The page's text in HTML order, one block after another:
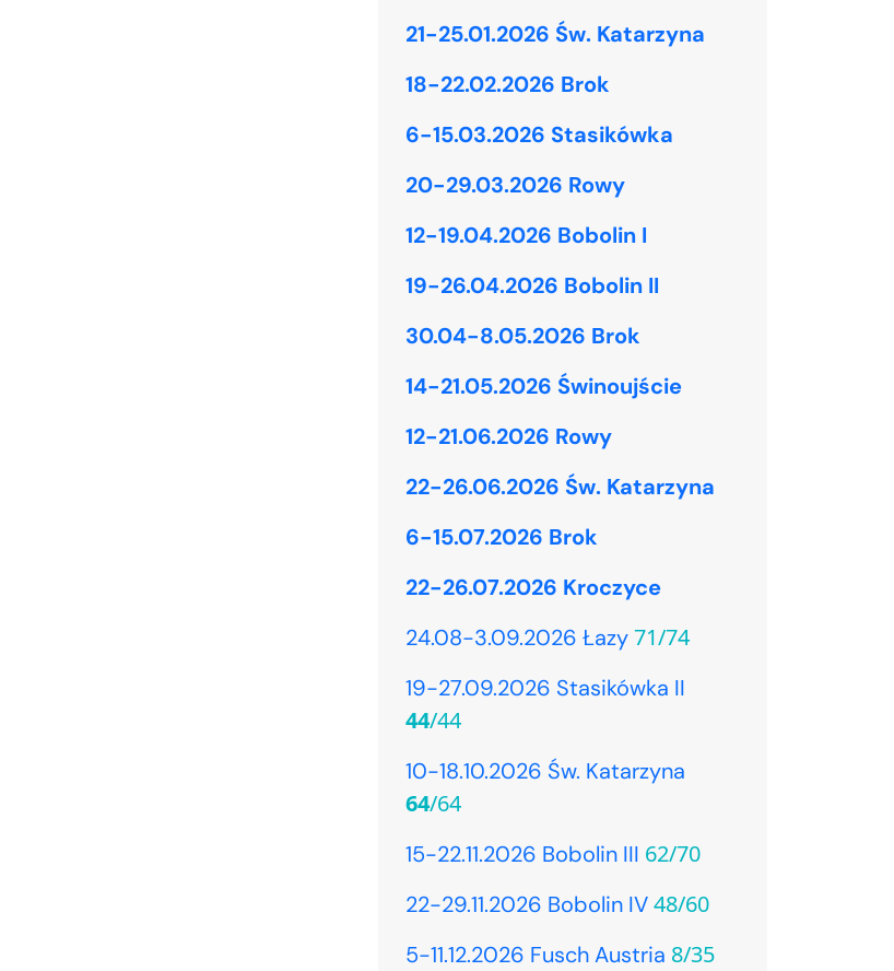
21-25.01.2026 Św. Katarzyna
18-22.02.2026 Brok
6-15.03.2026 Stasikówka
20-29.03.2026 Rowy
12-19.04.2026 Bobolin I
19-26.04.2026 Bobolin II
30.04-8.05.2026 Brok
14-21.05.2026 Świnoujście
12-21.06.2026 Rowy
22-26.06.2026 Św. Katarzyna
6-15.07.2026 Brok
22-26.07.2026 Kroczyce
24.08-3.09.2026 Łazy71/74
19-27.09.2026 Stasikówka II
44/44
10-18.10.2026 Św. Katarzyna
64/64
15-22.11.2026 Bobolin III 62/70
22-29.11.2026 Bobolin IV48/60
5-11.12.2026 Fusch Austria 8/35